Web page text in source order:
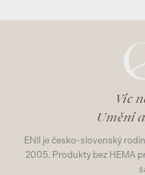
Víc
Umění
ENII je česko-slovenský
2005. Produkty bez HEMA